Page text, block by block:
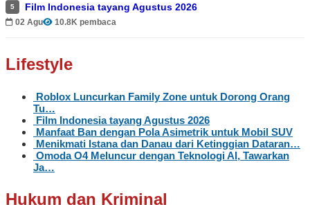
5 Film Indonesia tayang Agustus 2026
02 Agu 10.8K pembaca
Lifestyle
Roblox Luncurkan Family Zone untuk Dorong Orang
Tu…
Film Indonesia tayang Agustus 2026
Manfaat Ban dengan Pola Asimetrik untuk Mobil SUV
Menikmati Istana dan Danau dari Ketinggian Dataran…
Omoda O4 Meluncur dengan Teknologi AI, Tawarkan
Ja…
Hukum dan Kriminal